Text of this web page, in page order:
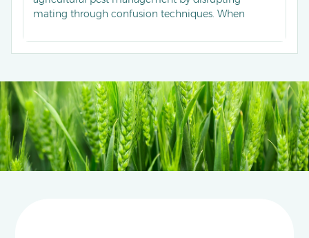
mating through confusion techniques. When
pheromone components like 8-dodecenyl acetate,
it effectively reduces male orientation and mating
apple orchards and tea plantations.